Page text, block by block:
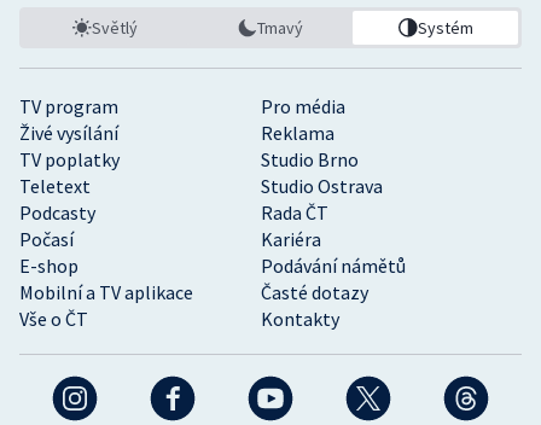
TV program
Pro média
Živé vysílání
Reklama
TV poplatky
Studio Brno
Teletext
Studio Ostrava
Podcasty
Rada ČT
Počasí
Kariéra
E-shop
Podávání námětů
Mobilní a TV aplikace
Časté dotazy
Vše o ČT
Kontakty
Světlý Tmavý Systém